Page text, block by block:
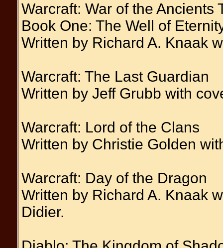
Warcraft: War of the Ancients
Book One: The Well of
Written by Richard A. Knaak
Warcraft: The Last Guardian
Written by Jeff Grubb with
Warcraft: Lord of the Clans
Written by Christie Golden
Warcraft: Day of the Dragon
Written by Richard A. Knaak
Didier.